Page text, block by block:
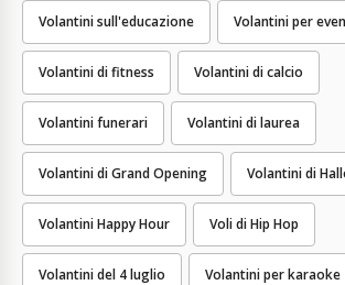
Volantini sull'educazione Volantini per
Volantini di fitness Volantini di calcio
Volantini funerari Volantini di laurea
Volantini di Grand Opening Volantini di
Volantini Happy Hour Voli di Hip Hop
Volantini del 4 luglio Volantini per karaoke